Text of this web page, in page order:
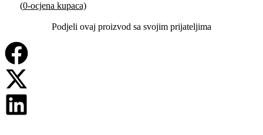
(0-ocjena kupaca)
Podjeli ovaj proizvod sa svojim prijateljima